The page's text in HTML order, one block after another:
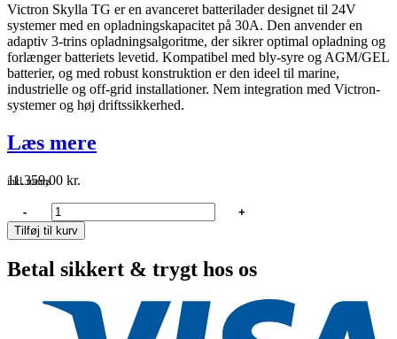
Victron Skylla TG er en avanceret batterilader designet til 24V
systemer med en opladningskapacitet på 30A. Den anvender en
adaptiv 3-trins opladningsalgoritme, der sikrer optimal opladning og
forlænger batteriets levetid. Kompatibel med bly-syre og AGM/GEL
batterier, og med robust konstruktion er den ideel til marine,
industrielle og off-grid installationer. Nem integration med Victron-
systemer og høj driftssikkerhed.
Læs mere
11.359,00 kr.
inkl. moms
Victron
skylla
tg
24V
-
+
Tilføj til kurv
Betal sikkert & trygt hos os